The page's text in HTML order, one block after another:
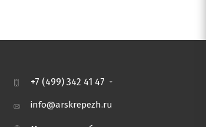
+7 (499) 342 41 47
info@arskrepezh.ru